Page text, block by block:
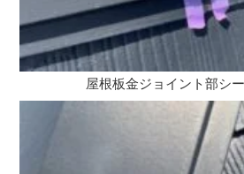
屋根板金ジョイント部シ